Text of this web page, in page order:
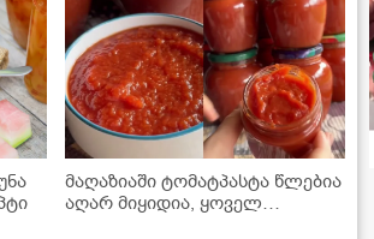
მაღაზიაში ტომატპასტა წლებია
აღარ მიყიდია, ყოველ